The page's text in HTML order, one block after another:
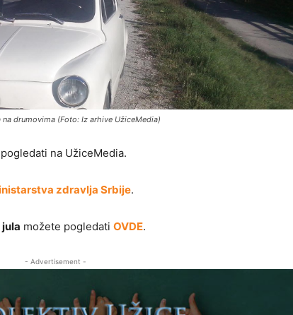
drumovima (Foto: Iz arhive UžiceMedia)
na UžiceMedia.
zdravlja Srbije.
jula možete pogledati OVDE.
- Advertisement -